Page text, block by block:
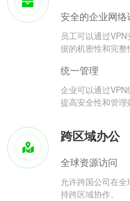
安全的企业网络
员工可以通过
据的机密性和完整
统一管理
企业可以通过VPN
提高安全性和管理
跨区域办公
全球资源访问
允许跨国公司在
持跨区域协作。